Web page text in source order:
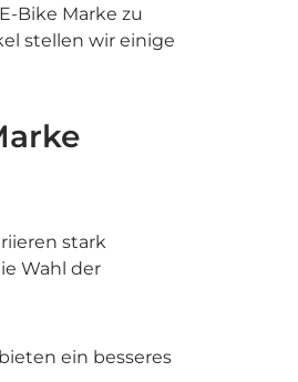
Bike Marke zu
stellen wir einige
stark
Wahl der
ein besseres